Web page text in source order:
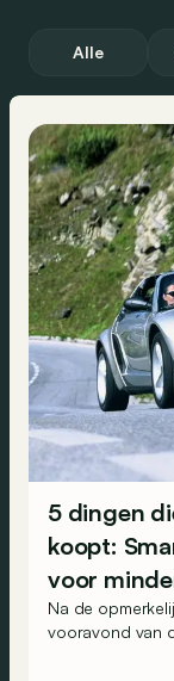
Alle
5 dingen
koopt:
voor
Na de
vooravond van